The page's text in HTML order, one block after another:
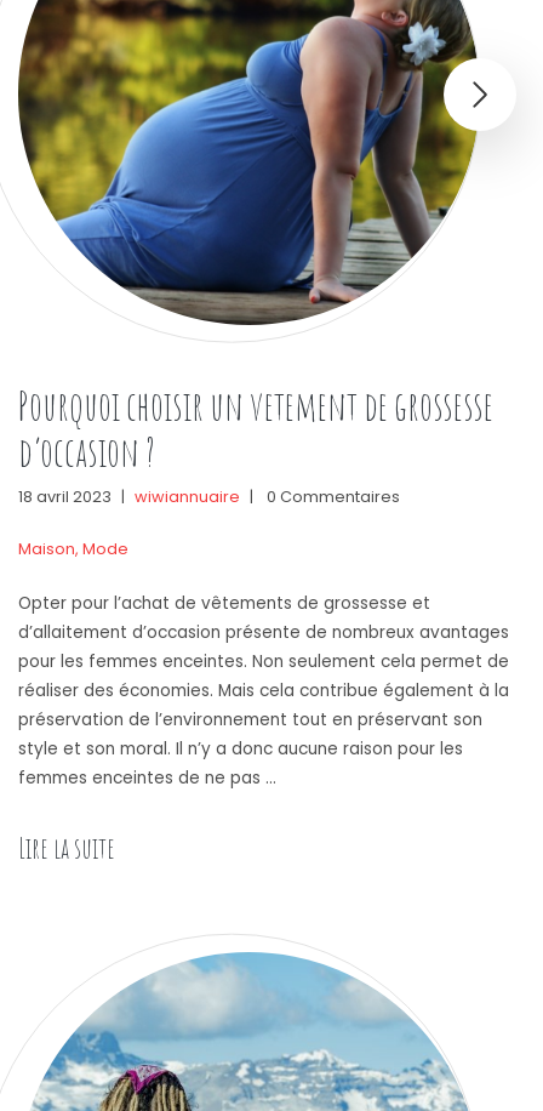
Pourquoi choisir un vetement de grossesse
d’occasion ?
18 avril 2023 | wiwiannuaire | 0 Commentaires
Maison, Mode
Opter pour l’achat de vêtements de grossesse et
d’allaitement d’occasion présente de nombreux avantages
pour les femmes enceintes. Non seulement cela permet de
réaliser des économies. Mais cela contribue également à la
préservation de l’environnement tout en préservant son
style et son moral. Il n’y a donc aucune raison pour les
femmes enceintes de ne pas …
Lire la suite